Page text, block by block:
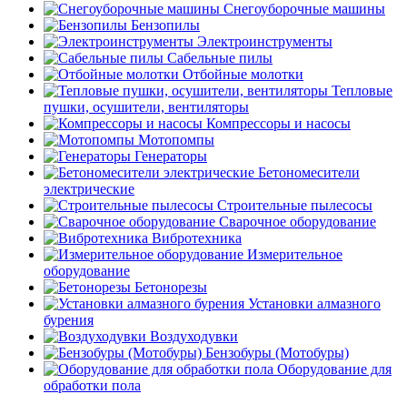
Снегоуборочные машины
Бензопилы
Электроинструменты
Сабельные пилы
Отбойные молотки
Тепловые
пушки, осушители, вентиляторы
Компрессоры и насосы
Мотопомпы
Генераторы
Бетономесители
электрические
Строительные пылесосы
Сварочное оборудование
Вибротехника
Измерительное
оборудование
Бетонорезы
Установки алмазного
бурения
Воздуходувки
Бензобуры (Мотобуры)
Оборудование для
обработки пола